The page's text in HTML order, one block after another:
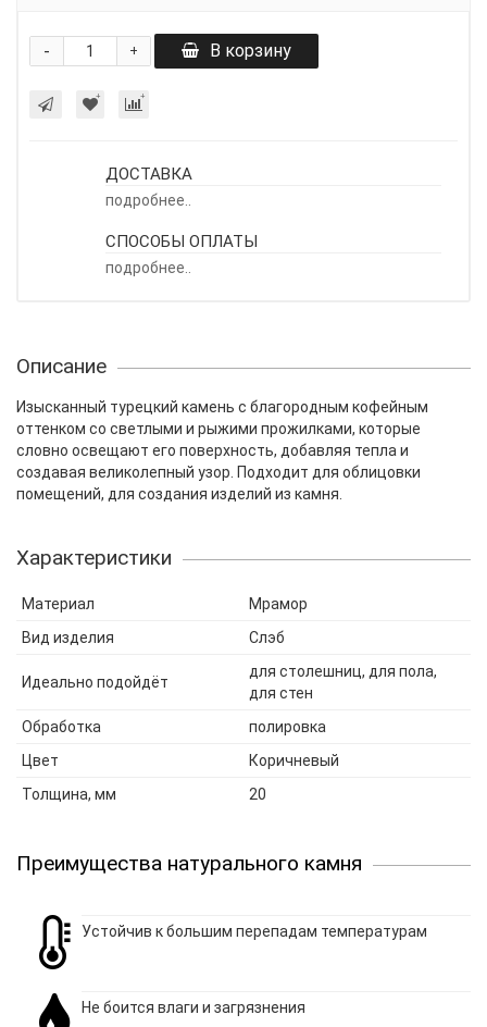
+
- В корзину
ДОСТАВКА
подробнее..
СПОСОБЫ ОПЛАТЫ
подробнее..
Описание
Изысканный турецкий камень с благородным кофейным
оттенком со светлыми и рыжими прожилками, которые
словно освещают его поверхность, добавляя тепла и
создавая великолепный узор. Подходит для облицовки
помещений, для создания изделий из камня.
Характеристики
Материал
Мрамор
Вид изделия
Слэб
Идеально подойдёт
для столешниц, для пола,
для стен
Обработка
полировка
Цвет
Коричневый
Толщина, мм
20
Преимущества натурального камня
Устойчив к большим перепадам температурам
Не боится влаги и загрязнения